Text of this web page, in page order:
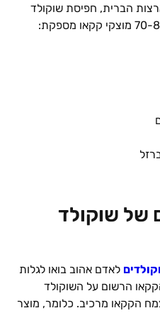
הברית, חפיסת שוקולד
של שוקולד
לאדם אהוב בואו לגלות
הרשום על השוקולד
הקקאו מרכיב. כלומר, מוצר